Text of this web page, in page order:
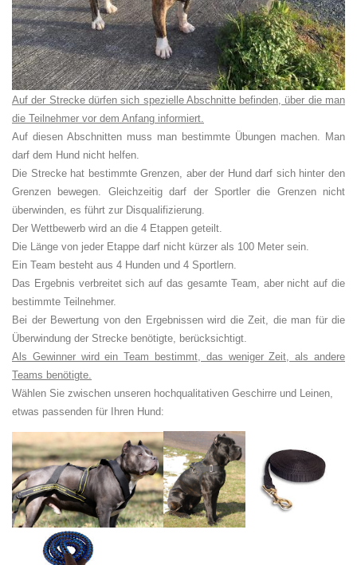
Auf der Strecke dürfen sich spezielle Abschnitte befinden, über die man
die Teilnehmer vor dem Anfang informiert.
Auf diesen Abschnitten muss man bestimmte Übungen machen. Man
darf dem Hund nicht helfen.
Die Strecke hat bestimmte Grenzen, aber der Hund darf sich hinter den
Grenzen bewegen. Gleichzeitig darf der Sportler die Grenzen nicht
überwinden, es führt zur Disqualifizierung.
Der Wettbewerb wird an die 4 Etappen geteilt.
Die Länge von jeder Etappe darf nicht kürzer als 100 Meter sein.
Ein Team besteht aus 4 Hunden und 4 Sportlern.
Das Ergebnis verbreitet sich auf das gesamte Team, aber nicht auf die
bestimmte Teilnehmer.
Bei der Bewertung von den Ergebnissen wird die Zeit, die man für die
Überwindung der Strecke benötigte, berücksichtigt.
Als Gewinner wird ein Team bestimmt, das weniger Zeit, als andere
Teams benötigte.
Wählen Sie zwischen unseren hochqualitativen Geschirre und Leinen,
etwas passenden für Ihren Hund: